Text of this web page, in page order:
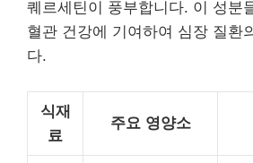
퀘르세틴이 풍부합니다. 이 성분
혈관 건강에 기여하여 심장 질환
다.
식재
료
주요 영양소